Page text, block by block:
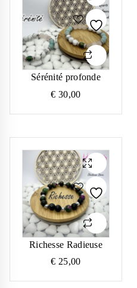
Sérénité profonde
€ 30,00
Richesse Radieuse
€ 25,00